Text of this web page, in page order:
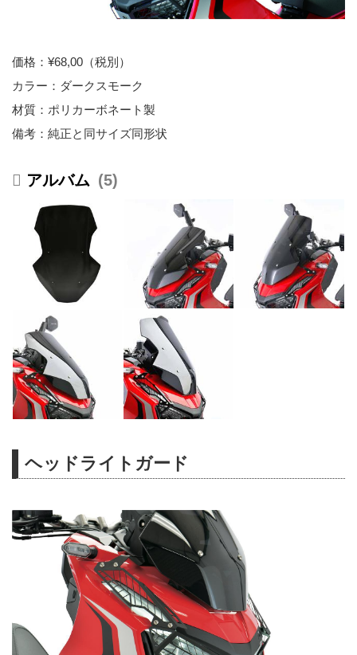
価格：¥68,00（税別）
カラー：ダークスモーク
材質：ポリカーボネート製
備考：純正と同サイズ同形状
5
ヘッドライトガード